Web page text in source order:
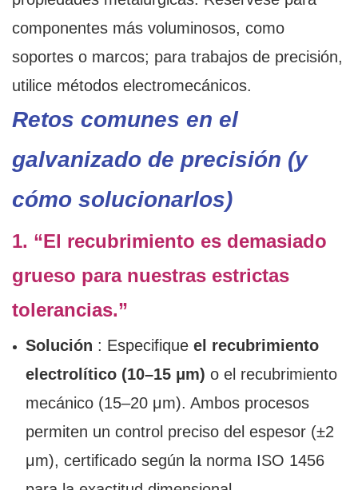
componentes más voluminosos, como
soportes o marcos; para trabajos de precisión,
utilice métodos electromecánicos.
Retos comunes en el
galvanizado de precisión (y
cómo solucionarlos)
1. “El recubrimiento es demasiado
grueso para nuestras estrictas
tolerancias.”
Solución : Especifique el recubrimiento
electrolítico (10–15 μm) o el recubrimiento
mecánico (15–20 μm). Ambos procesos
permiten un control preciso del espesor (±2
μm), certificado según la norma ISO 1456